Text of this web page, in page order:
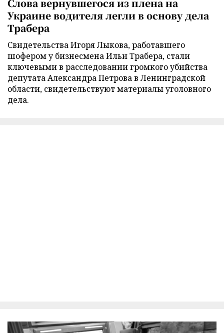
Украине водителя легли в основу дела
Трабера
Свидетельства Игоря Лыкова, работавшего
шофером у бизнесмена Ильи Трабера, стали
ключевыми в расследовании громкого убийства
депутата Александра Петрова в Ленинградской
области, свидетельствуют материалы уголовного
дела.